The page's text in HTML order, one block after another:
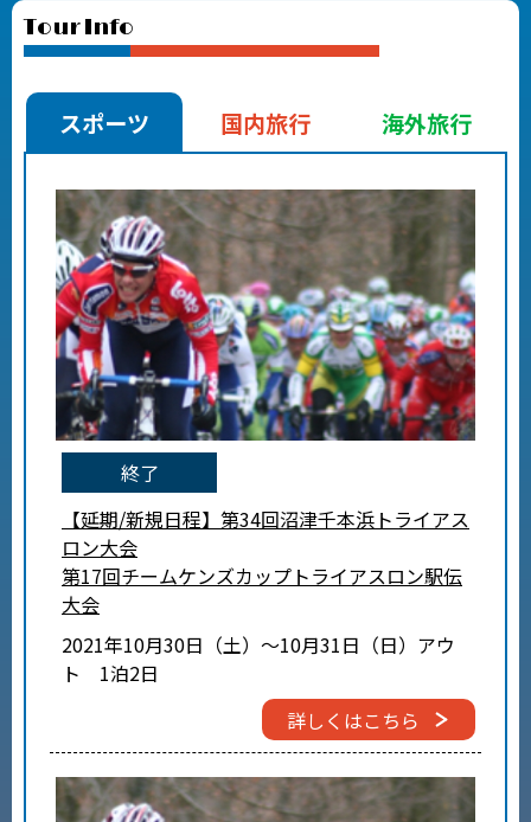
tour Info
スポーツ 国内旅行 海外旅行
終了
【延期/新規日程】第34回沼津千本浜トライアス
ロン大会
第17回チームケンズカップトライアスロン駅伝
大会
2021年10月30日（土）～10月31日（日）アウ
ト 1泊2日
詳しくはこちら